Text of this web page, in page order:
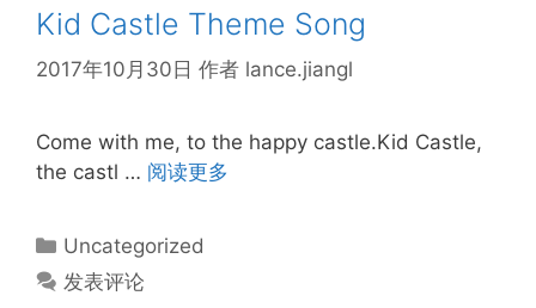
Kid Castle Theme Song
2017年10月30日 作者 lance.jiangl
Come with me, to the happy castle.Kid Castle,
the castl … 阅读更多
分
类
Uncategorized
发表评论